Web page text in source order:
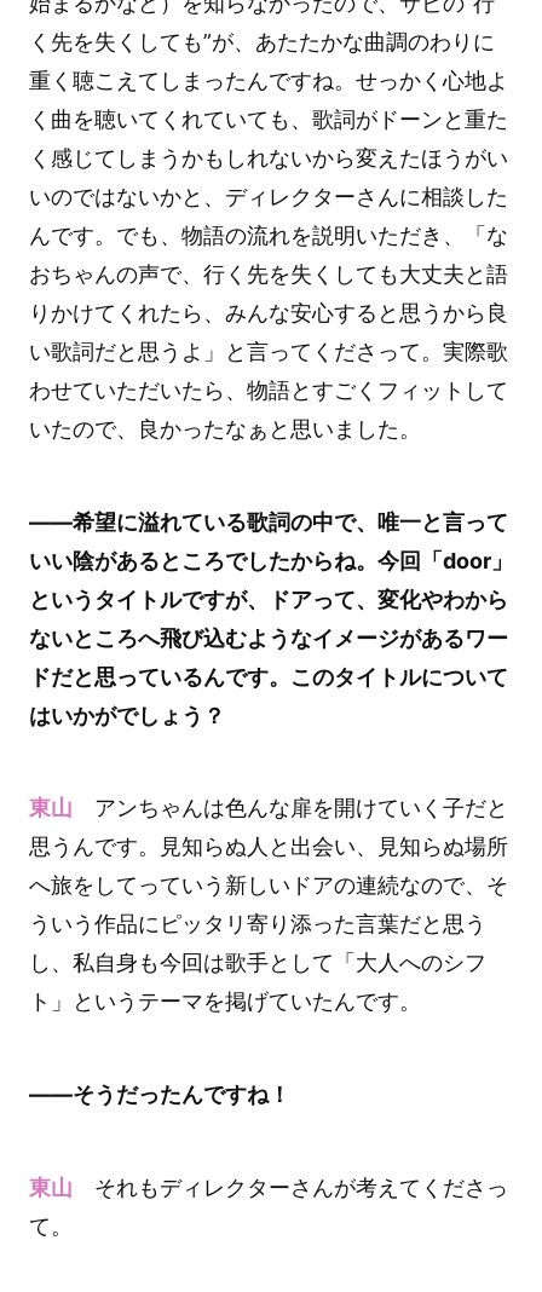
く先を失くしても”が、あたたかな曲調のわりに
重く聴こえてしまったんですね。せっかく心地よ
く曲を聴いてくれていても、歌詞がドーンと重た
く感じてしまうかもしれないから変えたほうがい
いのではないかと、ディレクターさんに相談した
んです。でも、物語の流れを説明いただき、「な
おちゃんの声で、行く先を失くしても大丈夫と語
りかけてくれたら、みんな安心すると思うから良
い歌詞だと思うよ」と言ってくださって。実際歌
わせていただいたら、物語とすごくフィットして
いたので、良かったなぁと思いました。
――希望に溢れている歌詞の中で、唯一と言って
いい陰があるところでしたからね。今回「door」
というタイトルですが、ドアって、変化やわから
ないところへ飛び込むようなイメージがあるワー
ドだと思っているんです。このタイトルについて
はいかがでしょう？
東山 アンちゃんは色んな扉を開けていく子だと
思うんです。見知らぬ人と出会い、見知らぬ場所
へ旅をしてっていう新しいドアの連続なので、そ
ういう作品にピッタリ寄り添った言葉だと思う
し、私自身も今回は歌手として「大人へのシフ
ト」というテーマを掲げていたんです。
――そうだったんですね！
東山 それもディレクターさんが考えてくださっ
て。